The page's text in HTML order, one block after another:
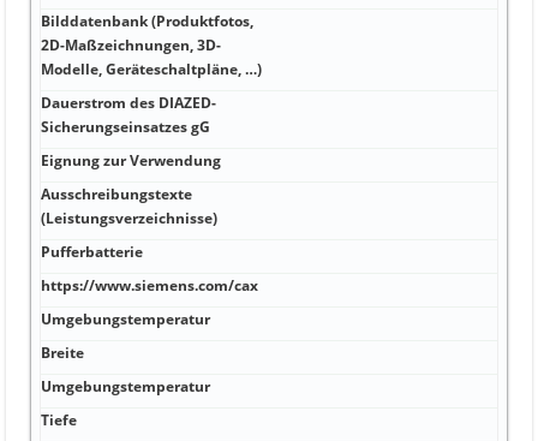
Bilddatenbank (Produktfotos,
2D-Maßzeichnungen, 3D-
Modelle, Geräteschaltpläne, …)
Dauerstrom des DIAZED-
Sicherungseinsatzes gG
Eignung zur Verwendung
Ausschreibungstexte
(Leistungsverzeichnisse)
Pufferbatterie
https://www.siemens.com/cax
Umgebungstemperatur
Breite
Umgebungstemperatur
Tiefe